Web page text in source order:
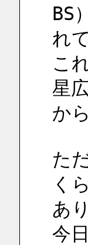
BS
れ
こ
星
か
た
く
あ
今